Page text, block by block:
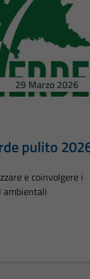
29 Marzo 2026
pulito
e coinvolgere i